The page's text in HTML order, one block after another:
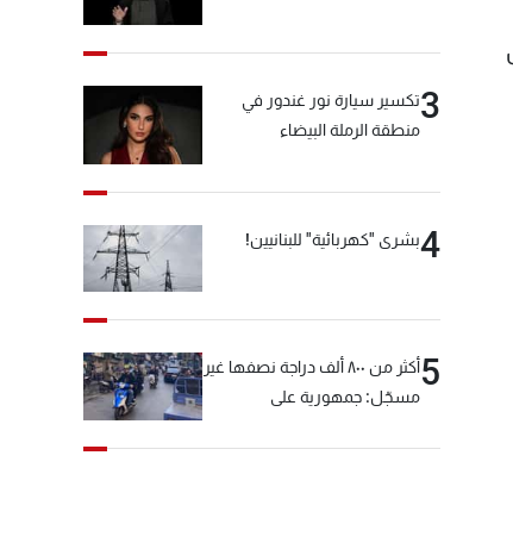
3تكسير سيارة نور غندور في
منطقة الرملة البيضاء
4بشرى "كهربائية" للبنانيين!
5
أكثر من ٨٠٠ ألف دراجة نصفها غير
مسجّل: جمهورية على